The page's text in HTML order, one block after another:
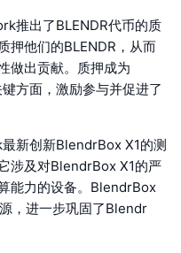
推出了BLENDR代币的质
押他们的BLENDR，从而
做出贡献。质押成为
方面，激励参与并促进了
新创新BlendrBox X1的测
涉及对BlendrBox X1的严
能力的设备。BlendrBox
，进一步巩固了Blendr